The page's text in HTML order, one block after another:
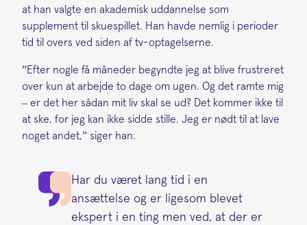
at han valgte en akademisk uddannelse som
supplement til skuespillet. Han havde nemlig i perioder
tid til overs ved siden af tv-optagelserne.
”Efter nogle få måneder begyndte jeg at blive frustreret
over kun at arbejde to dage om ugen. Og det ramte mig
– er det her sådan mit liv skal se ud? Det kommer ikke til
at ske, for jeg kan ikke sidde stille. Jeg er nødt til at lave
noget andet,” siger han.
Har du været lang tid i en
ansættelse og er ligesom blevet
ekspert i en ting men ved, at der er